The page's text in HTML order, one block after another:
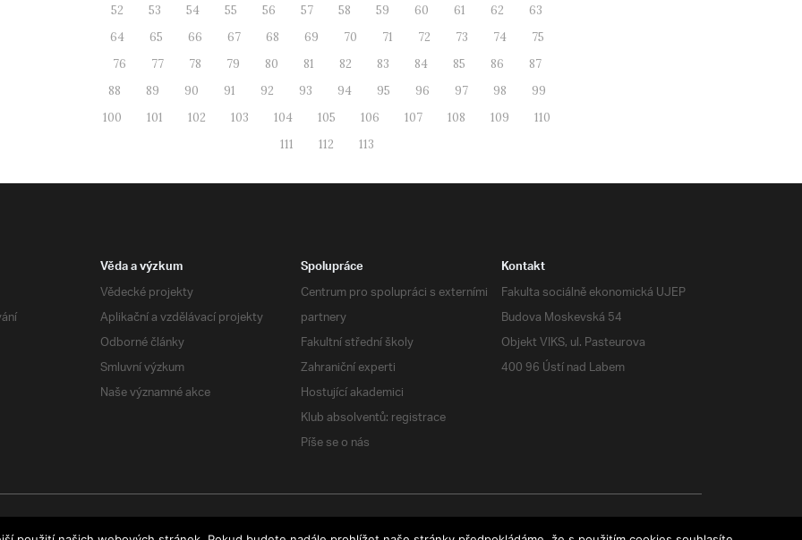
52
53 54 55 56 57 58 59 60 61 62
63
64
65 66 67 68 69 70 71 72 73 74
75
76
77 78 79 80 81 82 83 84 85 86
87
88
89 90 91 92 93 94 95 96 97 98
99
100
101 102 103 104 105 106 107 108 109
110
111
112 113
Věda a výzkum
Vědecké projekty
Aplikační a vzdělávací projekty
Odborné články
Smluvní výzkum
Naše významné akce
Spolupráce
Centrum pro spolupráci s externími
partnery
Fakultní střední školy
Zahraniční experti
Hostující akademici
Klub absolventů: registrace
Píše se o nás
Kontakt
Fakulta sociálně ekonomická UJEP
Budova Moskevská 54
Objekt VIKS, ul. Pasteurova
400 96 Ústí nad Labem